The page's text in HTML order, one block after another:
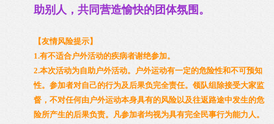
助别人，共同营造愉快的团体氛围。
【友情风险提示】
1.有不适合户外活动的疾病者谢绝参加。
2.本次活动为自助户外活动。户外运动有一定的危险性和不可预知
性。参加者对自己的行为及后果负完全责任。领队组除接受大家监
督，不对任何由户外运动本身具有的风险以及往返路途中发生的危
险所产生的后果负责。凡参加者均视为具有完全民事行为能力人。